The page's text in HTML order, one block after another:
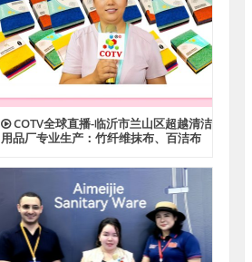
COTV全球直播-临沂市兰山区超越清洁
用品厂专业生产：竹纤维抹布、百洁布
+清洁球、刷洗块、清洁抺布等清洁用
品，欢迎大家光临！